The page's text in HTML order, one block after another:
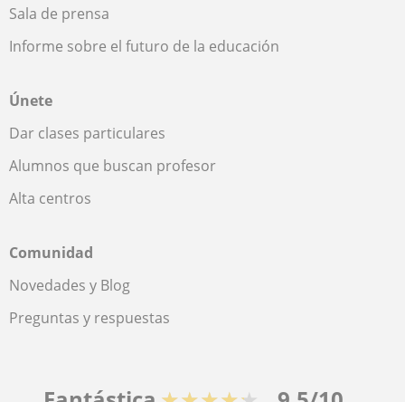
Sala de prensa
Informe sobre el futuro de la educación
Únete
Dar clases particulares
Alumnos que buscan profesor
Alta centros
Comunidad
Novedades y Blog
Preguntas y respuestas